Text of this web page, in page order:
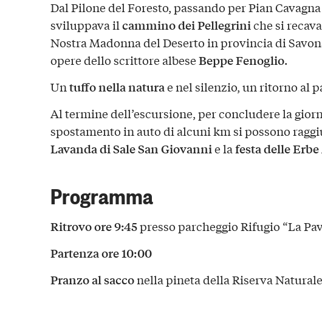
Dal Pilone del Foresto, passando per Pian
sviluppava ilcammino dei Pellegriniche si
Nostra Madonna del Deserto in provincia di
opere dello scrittore albeseBeppe Fenoglio.
Untuffo nella naturae nel silenzio, un ritorno al
Al termine dell’escursione, per concludere la
spostamento in auto di alcuni km si possono
Lavanda di Sale San Giovannie lafesta delle
Programma
Ritrovo ore 9:45presso parcheggio Rifugio “La
Partenza ore 10:00
Pranzo al sacconella pineta della Riserva Naturale